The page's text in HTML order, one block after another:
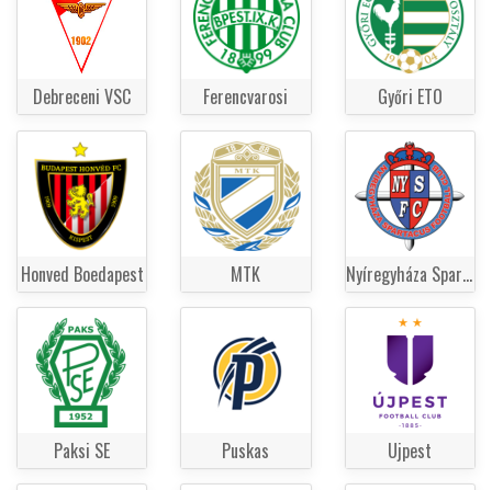
Debreceni VSC Ferencvarosi Győri ETO
Honved Boedapest MTK Nyíregyháza Spartacus
Paksi SE Puskas Ujpest